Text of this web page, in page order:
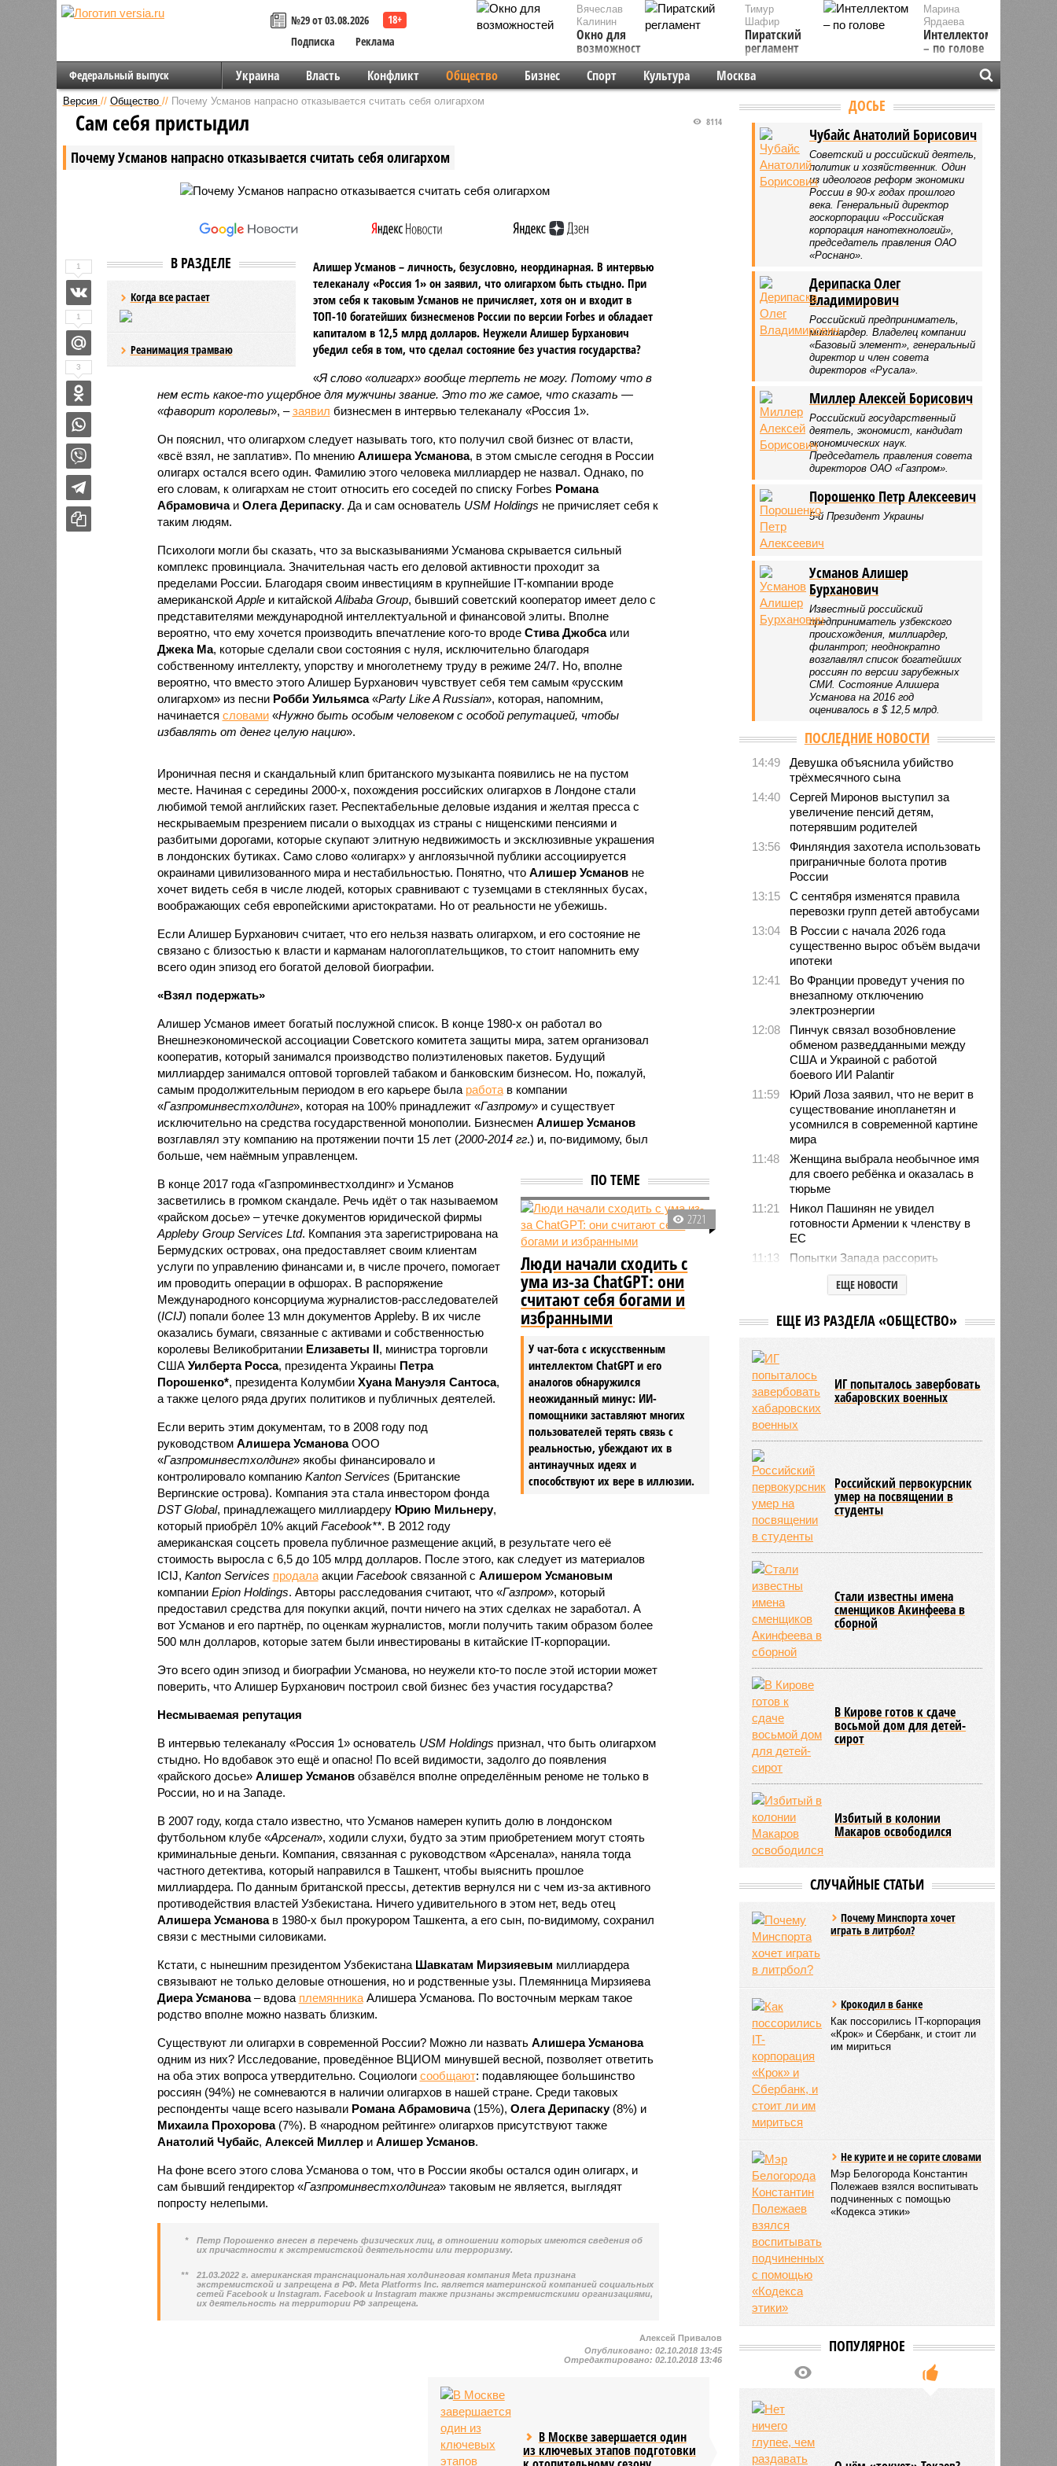
№29 от 03.08.2026
Подписка
Реклама
Вячеслав
Калинин
Окно для
возможностей
Марина
Ярдаева
Интеллектом
– по голове
Тимур
Шафир
Пиратский
регламент
Федеральный выпуск Украина Власть Конфликт Общество Бизнес Спорт Культура Москва
Версия // Общество // Почему Усманов напрасно отказывается считать себя олигархом
Почему Усманов напрасно отказывается считать себя олигархом
8114
Сам себя пристыдил
В РАЗДЕЛЕ
Когда все растает
Реанимация трамваю
Алишер Усманов – личность, безусловно, неординарная. В интервью
телеканалу «Россия 1» он заявил, что олигархом быть стыдно. При
этом себя к таковым Усманов не причисляет, хотя он и входит в
ТОП-10 богатейших бизнесменов России по версии Forbes и обладает
капиталом в 12,5 млрд долларов. Неужели Алишер Бурханович
убедил себя в том, что сделал состояние без участия государства?
«Я слово «олигарх» вообще терпеть не могу. Потому что в
нем есть какое-то ущербное для мужчины звание. Это то же самое, что сказать —
«фаворит королевы», –заявил бизнесмен в интервью телеканалу «Россия 1».
Он пояснил, что олигархом следует называть того, кто получил свой бизнес от власти,
«всё взял, не заплатив». По мнению Алишера Усманова, в этом смысле сегодня в России
олигарх остался всего один. Фамилию этого человека миллиардер не назвал. Однако, по
его словам, к олигархам не стоит относить его соседей по списку Forbes Романа
Абрамовичаи Олега Дерипаску. Да и сам основатель USM Holdings не причисляет себя к
таким людям.
Психологи могли бы сказать, что за высказываниями Усманова скрывается сильный
комплекс провинциала. Значительная часть его деловой активности проходит за
пределами России. Благодаря своим инвестициям в крупнейшие IT-компании вроде
американской Appleи китайской Alibaba Group, бывший советский кооператор имеет дело с
представителями международной интеллектуальной и финансовой элиты. Вполне
вероятно, что ему хочется производить впечатление кого-то вроде Стива Джобсаили
Джека Ма, которые сделали свои состояния с нуля, исключительно благодаря
собственному интеллекту, упорству и многолетнему труду в режиме 24/7. Но, вполне
вероятно, что вместо этого Алишер Бурханович чувствует себя тем самым «русским
олигархом» из песни Робби Уильямса«Party Like A Russian», которая, напомним,
начинается словами«Нужно быть особым человеком с особой репутацией, чтобы
избавлять от денег целую нацию».
Ироничная песня и скандальный клип британского музыканта появились не на пустом
месте. Начиная с середины 2000-х, похождения российских олигархов в Лондоне стали
любимой темой английских газет. Респектабельные деловые издания и желтая пресса с
нескрываемым презрением писали о выходцах из страны с нищенскими пенсиями и
разбитыми дорогами, которые скупают элитную недвижимость и эксклюзивные украшения
в лондонских бутиках. Само слово «олигарх» у англоязычной публики ассоциируется
окраинами цивилизованного мира и нестабильностью. Понятно, что Алишер Усмановне
хочет видеть себя в числе людей, которых сравнивают с туземцами в стеклянных бусах,
воображающих себя европейскими аристократами. Но от реальности не убежишь.
Если Алишер Бурханович считает, что его нельзя назвать олигархом, и его состояние не
связано с близостью к власти и карманам налогоплательщиков, то стоит напомнить ему
всего один эпизод его богатой деловой биографии.
«Взял подержать»
Алишер Усманов имеет богатый послужной список. В конце 1980-х он работал во
Внешнеэкономической ассоциации Советского комитета защиты мира, затем организовал
кооператив, который занимался производство полиэтиленовых пакетов. Будущий
миллиардер занимался оптовой торговлей табаком и банковским бизнесом. Но, пожалуй,
самым продолжительным периодом в его карьере была работав компании
«Газпроминвестхолдинг», которая на 100% принадлежит «Газпрому» и существует
исключительно на средства государственной монополии. Бизнесмен Алишер Усманов
возглавлял эту компанию на протяжении почти 15 лет (2000-2014 гг.) и, по-видимому, был
больше, чем наёмным управленцем.
ПО ТЕМЕ
2721
Люди начали сходить с
ума из-за ChatGPT: они
считают себя богами и
избранными
У чат-бота с искусственным
интеллектом ChatGPT и его
аналогов обнаружился
неожиданный минус: ИИ-
помощники заставляют многих
пользователей терять связь с
реальностью, убеждают их в
антинаучных идеях и
способствуют их вере в иллюзии.
В конце 2017 года «Газпроминвестхолдинг» и Усманов
засветились в громком скандале. Речь идёт о так называемом
«райском досье» – утечке документов юридической фирмы
Appleby Group Services Ltd. Компания эта зарегистрирована на
Бермудских островах, она предоставляет своим клиентам
услуги по управлению финансами и, в числе прочего, помогает
им проводить операции в офшорах. В распоряжение
Международного консорциума журналистов-расследователей
(ICIJ) попали более 13 млн документов Appleby. В их числе
оказались бумаги, связанные с активами и собственностью
королевы Великобритании Елизаветы II, министра торговли
США Уилберта Росса, президента Украины Петра
Порошенко*, президента Колумбии Хуана Мануэля Сантоса,
а также целого ряда других политиков и публичных деятелей.
Если верить этим документам, то в 2008 году под
руководством Алишера УсмановаООО
«Газпроминвестхолдинг» якобы финансировало и
контролировало компанию Kanton Services (Британские
Вергинские острова). Компания эта стала инвестором фонда
DST Global, принадлежащего миллиардеру Юрию Мильнеру,
который приобрёл 10% акций Facebook**. В 2012 году
американская соцсеть провела публичное размещение акций, в результате чего её
стоимость выросла с 6,5 до 105 млрд долларов. После этого, как следует из материалов
ICIJ, Kanton Services продалаакции Facebookсвязанной с Алишером Усмановым
компании Epion Holdings. Авторы расследования считают, что «Газпром», который
предоставил средства для покупки акций, почти ничего на этих сделках не заработал. А
вот Усманов и его партнёр, по оценкам журналистов, могли получить таким образом более
500 млн долларов, которые затем были инвестированы в китайские IT-корпорации.
Это всего один эпизод и биографии Усманова, но неужели кто-то после этой истории может
поверить, что Алишер Бурханович построил свой бизнес без участия государства?
Несмываемая репутация
В интервью телеканалу «Россия 1» основатель USM Holdings признал, что быть олигархом
стыдно. Но вдобавок это ещё и опасно! По всей видимости, задолго до появления
«райского досье» Алишер Усмановобзавёлся вполне определённым реноме не только в
России, но и на Западе.
В 2007 году, когда стало известно, что Усманов намерен купить долю в лондонском
футбольном клубе «Арсенал», ходили слухи, будто за этим приобретением могут стоять
криминальные деньги. Компания, связанная с руководством «Арсенала», наняла тогда
частного детектива, который направился в Ташкент, чтобы выяснить прошлое
миллиардера. По данным британской прессы, детектив вернулся ни с чем из-за активного
противодействия властей Узбекистана. Ничего удивительного в этом нет, ведь отец
Алишера Усмановав 1980-х был прокурором Ташкента, а его сын, по-видимому, сохранил
связи с местными силовиками.
Кстати, с нынешним президентом Узбекистана Шавкатам Мирзияевым миллиардера
связывают не только деловые отношения, но и родственные узы. Племянница Мирзияева
Диера Усманова– вдова племянникаАлишера Усманова. По восточным меркам такое
родство вполне можно назвать близким.
Существуют ли олигархи в современной России? Можно ли назвать Алишера Усманова
одним из них? Исследование, проведённое ВЦИОМ минувшей весной, позволяет ответить
на оба этих вопроса утвердительно. Социологи сообщают: подавляющее большинство
россиян (94%) не сомневаются в наличии олигархов в нашей стране. Среди таковых
респонденты чаще всего называли Романа Абрамовича(15%), Олега Дерипаску(8%) и
Михаила Прохорова(7%). В «народном рейтинге» олигархов присутствуют также
Анатолий Чубайс, Алексей Миллери Алишер Усманов.
На фоне всего этого слова Усманова о том, что в России якобы остался один олигарх, и
сам бывший гендиректор «Газпроминвестхолдинга» таковым не является, выглядят
попросту нелепыми.
*
Петр Порошенко внесен в перечень физических лиц, в отношении которых имеются сведения об
их причастности к экстремистской деятельности или терроризму.
**
21.03.2022 г. американская транснациональная холдинговая компания Meta признана
экстремистской и запрещена в РФ. Meta Platforms Inc. является материнской компанией социальных
сетей Facebook и Instagram. Facebook и Instagram также признаны экстремистскими организациями,
их деятельность на территории РФ запрещена.
1
1
3
Алексей Привалов
Опубликовано:02.10.2018 13:45
Отредактировано:02.10.2018 13:46
В Москве завершается один
из ключевых этапов подготовки
ДОСЬЕ
Чубайс Анатолий Борисович
Советский и российский деятель,
политик и хозяйственник. Один
из идеологов реформ экономики
России в 90-х годах прошлого
века. Генеральный директор
госкорпорации «Российская
корпорация нанотехнологий»,
председатель правления ОАО
«Роснано».
Дерипаска Олег
Владимирович
Российский предприниматель,
миллиардер. Владелец компании
«Базовый элемент», генеральный
директор и член совета
директоров «Русала».
Миллер Алексей Борисович
Российский государственный
деятель, экономист, кандидат
экономических наук.
Председатель правления совета
директоров ОАО «Газпром».
Порошенко Петр Алексеевич
5-й Президент Украины
Усманов Алишер
Бурханович
Известный российский
предприниматель узбекского
происхождения, миллиардер,
филантроп; неоднократно
возглавлял список богатейших
россиян по версии зарубежных
СМИ. Состояние Алишера
Усманова на 2016 год
оценивалось в $ 12,5 млрд.
ПОСЛЕДНИЕ НОВОСТИ
14:49
Девушка объяснила убийство
трёхмесячного сына
14:40
Сергей Миронов выступил за
увеличение пенсий детям,
потерявшим родителей
13:56
Финляндия захотела использовать
приграничные болота против
России
13:15
С сентября изменятся правила
перевозки групп детей автобусами
13:04
В России с начала 2026 года
существенно вырос объём выдачи
ипотеки
12:41
Во Франции проведут учения по
внезапному отключению
электроэнергии
12:08
Пинчук связал возобновление
обменом разведданными между
США и Украиной с работой
боевого ИИ Palantir
11:59
Юрий Лоза заявил, что не верит в
существование инопланетян и
усомнился в современной картине
мира
11:48
Женщина выбрала необычное имя
для своего ребёнка и оказалась в
тюрьме
11:21
Никол Пашинян не увидел
готовности Армении к членству в
ЕС
11:13
Попытки Запада рассорить
Москву и Астану назвали
бесперспективными
опроверг слова министра обороны
10:39
США запретили приходить на
пляж после драки
10:33
Аргентина и Мексика поддержали
Инфантино после его промаха с
10:28
компании США на Уолл-стрит
подверглись массированной
кибератаке
ЕЩЕ НОВОСТИ
ЕЩЕ ИЗ РАЗДЕЛА «ОБЩЕСТВО»
ИГ попыталось завербовать
хабаровских военных
Российский первокурсник
умер на посвящении в
студенты
Стали известны имена
сменщиков Акинфеева в
сборной
В Кирове готов к сдаче
восьмой дом для детей-
сирот
Избитый в колонии
Макаров освободился
СЛУЧАЙНЫЕ СТАТЬИ
Почему Минспорта хочет
играть в литрбол?
Крокодил в банке
Как поссорились IT-корпорация
«Крок» и Сбербанк, и стоит ли
им мириться
Не курите и не сорите словами
Мэр Белогорода Константин
Полежаев взялся воспитывать
подчиненных с помощью
«Кодекса этики»
ПОПУЛЯРНОЕ